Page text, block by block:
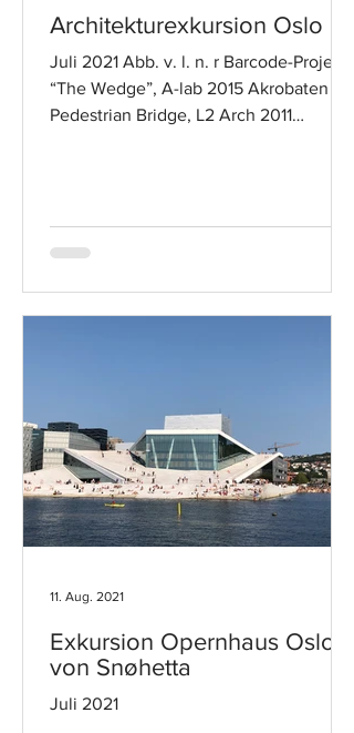
Architekturexkursion Oslo
Juli 2021 Abb. v. l. n. r Barcode-Project
“The Wedge”, A-lab 2015 Akrobaten
Pedestrian Bridge, L2 Arch 2011
Exkursion Opernhaus Oslo
von Snøhetta
Juli 2021
11. Aug. 2021